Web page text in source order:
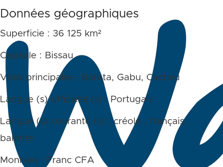
Données géographiques
Superficie : 36 125 km²
Capitale : Bissau
Villes principales : Bafata, Gabu, Cacheu
Langue (s) officielle (s) : Portugais
Langue (s) courante (s) : créole , français,
balante
Monnaie : Franc CFA